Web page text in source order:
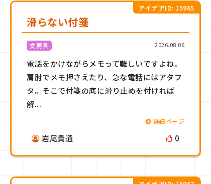
滑らない付箋
アイデアID: 15965
文房具 2026.08.06
電話をかけながらメモって難しいですよね。
肩肘でメモ押さえたり、急な電話にはアタフ
タ。そこで付箋の底に滑り止めを付ければ
解...
詳細ページ
岩尾貴通 0